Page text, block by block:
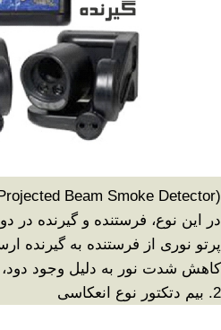
(Projected Beam Smoke Detector)
در این نوع، فرستنده و گیرنده در
پرتو نوری از فرستنده به
کاهش شدت نور به دلیل وجود
2.
بیم دتکتور نوع انعکاسی